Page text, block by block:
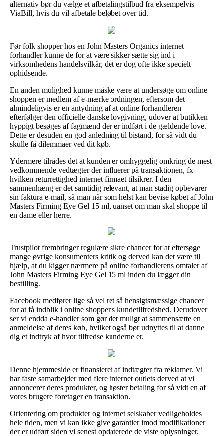
alternativ bør du vælge et afbetalingstilbud fra eksempelvis
ViaBill, hvis du vil afbetale beløbet over tid.
Før folk shopper hos en John Masters Organics internet
forhandler kunne de for at være sikker sætte sig ind i
virksomhedens handelsvilkår, det er dog ofte ikke specielt
ophidsende.
En anden mulighed kunne måske være at undersøge om online
shoppen er medlem af e-mærke ordningen, eftersom det
almindeligvis er en antydning af at online forhandleren
efterfølger den officielle danske lovgivning, udover at butikken
hyppigt besøges af fagmænd der er indført i de gældende love.
Dette er desuden en god anledning til bistand, for så vidt du
skulle få dilemmaer ved dit køb.
Ydermere tilrådes det at kunden er omhyggelig omkring de mest
vedkommende vedtægter der influerer på transaktionen, fx
hvilken returrettighed internet firmaet tilsikrer. I den
sammenhæng er det samtidig relevant, at man stadig opbevarer
sin faktura e-mail, så man når som helst kan bevise købet af John
Masters Firming Eye Gel 15 ml, uanset om man skal shoppe til
en dame eller herre.
Trustpilot frembringer regulære sikre chancer for at eftersøge
mange øvrige konsumenters kritik og derved kan det være til
hjælp, at du kigger nærmere på online forhandlerens omtaler af
John Masters Firming Eye Gel 15 ml inden du lægger din
bestilling.
Facebook medfører lige så vel ret så hensigtsmæssige chancer
for at få indblik i online shoppens kundetilfredshed. Derudover
ser vi endda e-handler som gør det muligt at sammensætte en
anmeldelse af deres køb, hvilket også bør udnyttes til at danne
dig et indtryk af hvor tilfredse kunderne er.
Denne hjemmeside er finansieret af indtægter fra reklamer. Vi
har faste samarbejder med flere internet outlets derved at vi
annoncerer deres produkter, og høster betaling for så vidt en af
vores brugere foretager en transaktion.
Orientering om produkter og internet selskaber vedligeholdes
hele tiden, men vi kan ikke give garantier imod modifikationer
der er udført siden vi senest opdaterede de viste oplysninger.